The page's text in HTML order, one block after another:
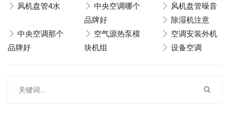
风机盘管4水
中央空调哪个
品牌好
风机盘管噪音
除湿机注意
中央空调那个
品牌好
空气源热泵模
块机组
空调安装外机
设备空调